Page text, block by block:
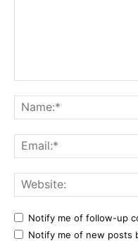
Notify me of follow-up
Notify me of new posts